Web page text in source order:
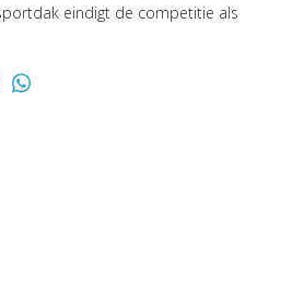
eindigt de competitie als